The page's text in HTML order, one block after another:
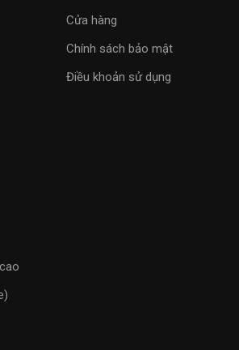
Cửa hàng
Chính sách bảo mật
Điều khoản sử dụng